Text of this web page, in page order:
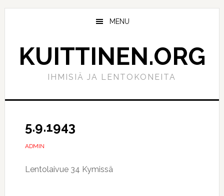
Hyppää
Hyppää
MENU
KUITTINEN.ORG
IHMISIÄ JA LENTOKONEITA
5.9.1943
ADMIN
Lentolaivue 34 Kymissä